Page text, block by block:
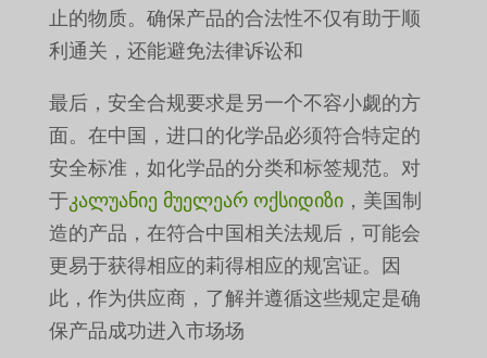
止的物质。确保产品的合法性不仅有助于顺
利通关，还能避免法律诉讼和
最后，安全合规要求是另一个不容小觑的方
面。在中国，进口的化学品必须符合特定的
安全标准，如化学品的分类和标签规范。对
于კალუანიე მუელეარ ოქსიდიზი，美国制
造的产品，在符合中国相关法规后，可能会
更易于获得相应的莉得相应的规宮证。因
此，作为供应商，了解并遵循这些规定是确
保产品成功进入市场场